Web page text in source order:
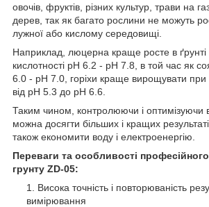
овочів, фруктів, різних культур, трави на
дерев, так як багато рослини не можуть
лужної або кислому середовищі.
Наприклад, люцерна краще росте в ґрунті
кислотності pH 6.2 - pH 7.8, в той час як
6.0 - pH 7.0, горіхи краще вирощувати при
від pH 5.3 до pH 6.6.
Таким чином, контролюючи і оптимізуючи
можна досягти більших і кращих
також економити воду і електроенергію.
Переваги та особливості
грунту ZD-05:
Висока точність і повторюваність
вимірювання